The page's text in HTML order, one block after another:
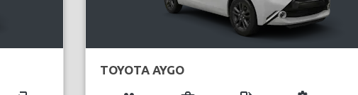
TOYOTA AYGO